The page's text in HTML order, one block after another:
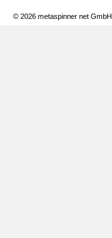
© 2026 metaspinner net GmbH